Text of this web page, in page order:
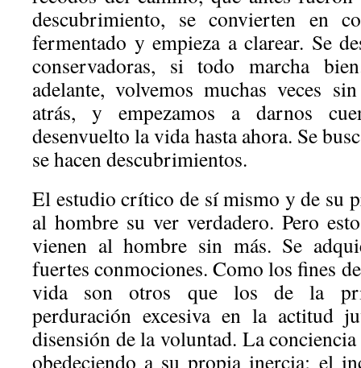
descubrimiento, se convierten en
fermentado y empieza a clarear. Se
conservadoras, si todo marcha
adelante, volvemos muchas veces
atrás, y empezamos a darnos
desenvuelto la vida hasta ahora. Se
se hacen descubrimientos.
El estudio crítico de sí mismo y de su
al hombre su ver verdadero. Pero
vienen al hombre sin más. Se
fuertes conmociones. Como los fines
vida son otros que los de la
perduración excesiva en la actitud
disensión de la voluntad. La
obedeciendo a su propia inercia; el